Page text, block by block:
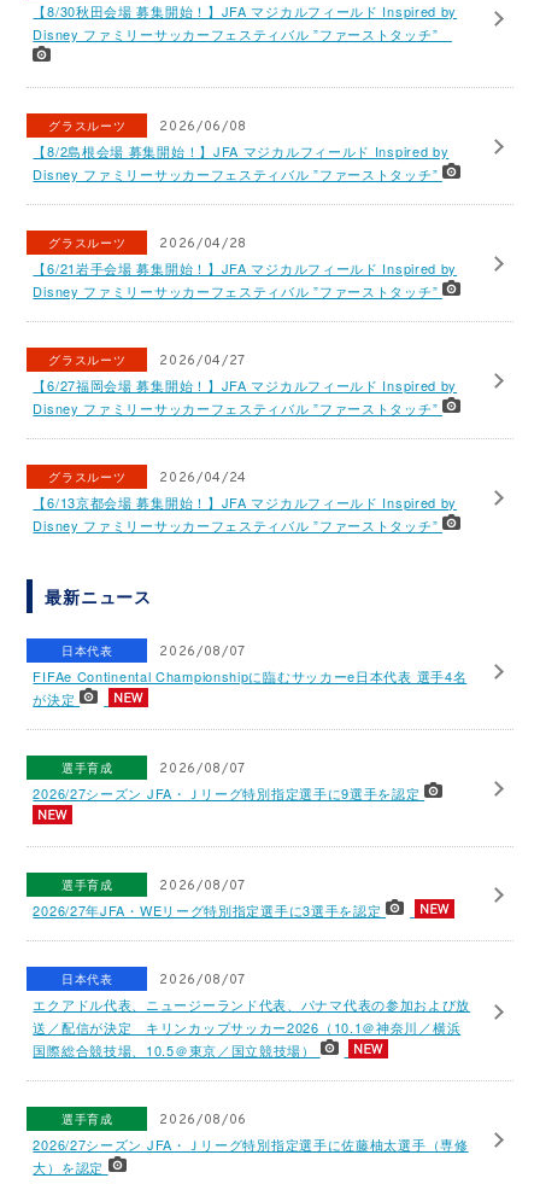
【8/30秋田会場 募集開始！】JFA マジカルフィールド Inspired by
Disney ファミリーサッカーフェスティバル ”ファーストタッチ”
グラスルーツ 2026/06/08
【8/2島根会場 募集開始！】JFA マジカルフィールド Inspired by
Disney ファミリーサッカーフェスティバル ”ファーストタッチ”
グラスルーツ 2026/04/28
【6/21岩手会場 募集開始！】JFA マジカルフィールド Inspired by
Disney ファミリーサッカーフェスティバル ”ファーストタッチ”
グラスルーツ 2026/04/27
【6/27福岡会場 募集開始！】JFA マジカルフィールド Inspired by
Disney ファミリーサッカーフェスティバル ”ファーストタッチ”
グラスルーツ 2026/04/24
【6/13京都会場 募集開始！】JFA マジカルフィールド Inspired by
Disney ファミリーサッカーフェスティバル ”ファーストタッチ”
最新ニュース
日本代表 2026/08/07
FIFAe Continental Championshipに臨むサッカーe日本代表 選手4名
が決定
選手育成 2026/08/07
2026/27シーズン JFA・Ｊリーグ特別指定選手に9選手を認定
選手育成 2026/08/07
2026/27年JFA・WEリーグ特別指定選手に3選手を認定
日本代表 2026/08/07
エクアドル代表、ニュージーランド代表、パナマ代表の参加および放
送／配信が決定 キリンカップサッカー2026（10.1＠神奈川／横浜
国際総合競技場、10.5＠東京／国立競技場）
選手育成 2026/08/06
2026/27シーズン JFA・Ｊリーグ特別指定選手に佐藤柚太選手（専修
大）を認定